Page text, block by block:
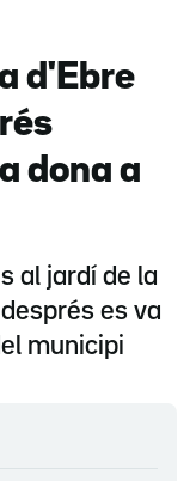
d'Ebre
dona a
al jardí de la
es va
municipi